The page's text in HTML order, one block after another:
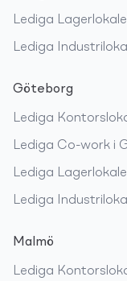
Lediga
Lediga
Göteborg
Lediga
Lediga Co-work i
Lediga
Lediga
Malmö
Lediga